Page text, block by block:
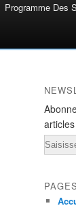
Programme Des
Email
PAGES